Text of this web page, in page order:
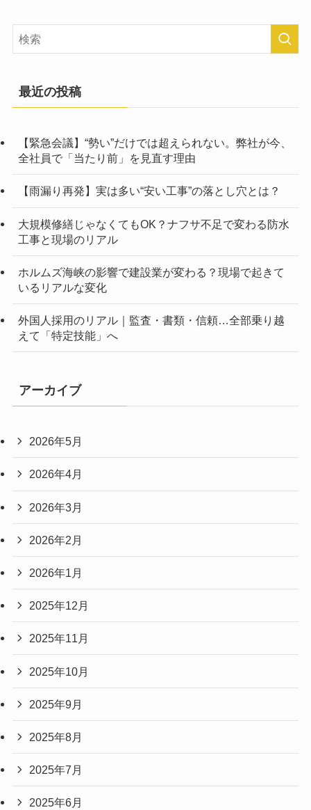
最近の投稿
【緊急会議】“勢い”だけでは超えられない。弊社が今、
全社員で「当たり前」を見直す理由
【雨漏り再発】実は多い“安い工事”の落とし穴とは？
大規模修繕じゃなくてもOK？ナフサ不足で変わる防水
工事と現場のリアル
ホルムズ海峡の影響で建設業が変わる？現場で起きて
いるリアルな変化
外国人採用のリアル｜監査・書類・信頼…全部乗り越
えて「特定技能」へ
アーカイブ
2026年5月
2026年4月
2026年3月
2026年2月
2026年1月
2025年12月
2025年11月
2025年10月
2025年9月
2025年8月
2025年7月
2025年6月